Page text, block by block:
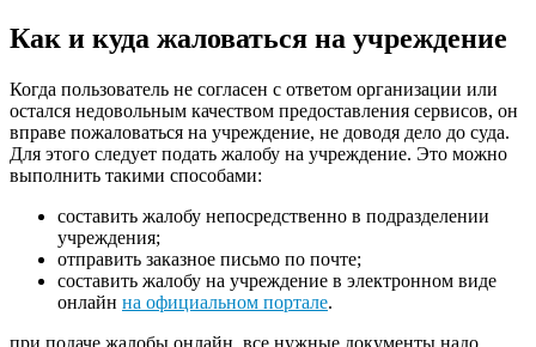
Как и куда жаловаться на учреждение
Когда пользователь не согласен с ответом организации или
остался недовольным качеством предоставления сервисов, он
вправе пожаловаться на учреждение, не доводя дело до суда.
Для этого следует подать жалобу на учреждение. Это можно
выполнить такими способами:
составить жалобу непосредственно в подразделении
учреждения;
отправить заказное письмо по почте;
составить жалобу на учреждение в электронном виде
онлайн на официальном портале.
при подаче жалобы онлайн, все нужные документы надо